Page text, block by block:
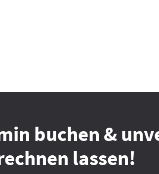
buchen &
lassen!